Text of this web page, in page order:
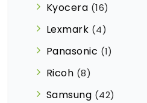
Kyocera (16)
Lexmark (4)
Panasonic (1)
Ricoh (8)
Samsung (42)